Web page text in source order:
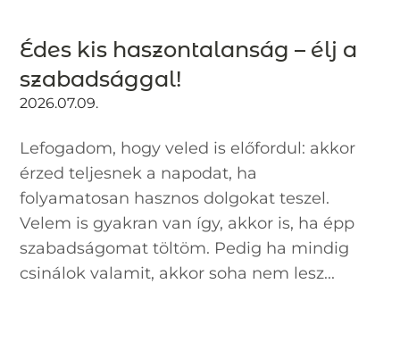
Édes kis haszontalanság – élj a
szabadsággal!
2026.07.09.
Lefogadom, hogy veled is előfordul: akkor
érzed teljesnek a napodat, ha
folyamatosan hasznos dolgokat teszel.
Velem is gyakran van így, akkor is, ha épp
szabadságomat töltöm. Pedig ha mindig
csinálok valamit, akkor soha nem lesz...